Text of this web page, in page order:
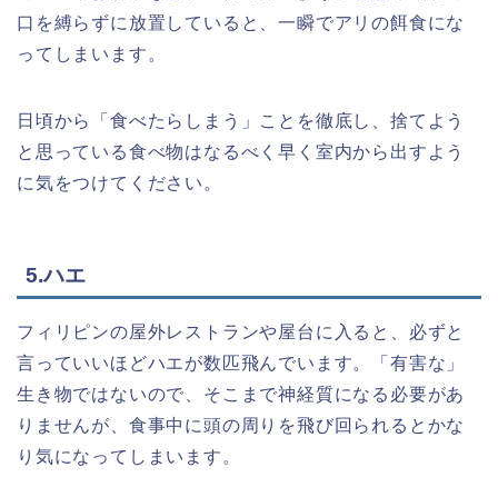
口を縛らずに放置していると、一瞬でアリの餌食にな
ってしまいます。
日頃から「食べたらしまう」ことを徹底し、捨てよう
と思っている食べ物はなるべく早く室内から出すよう
に気をつけてください。
5.ハエ
フィリピンの屋外レストランや屋台に入ると、必ずと
言っていいほどハエが数匹飛んでいます。「有害な」
生き物ではないので、そこまで神経質になる必要があ
りませんが、食事中に頭の周りを飛び回られるとかな
り気になってしまいます。